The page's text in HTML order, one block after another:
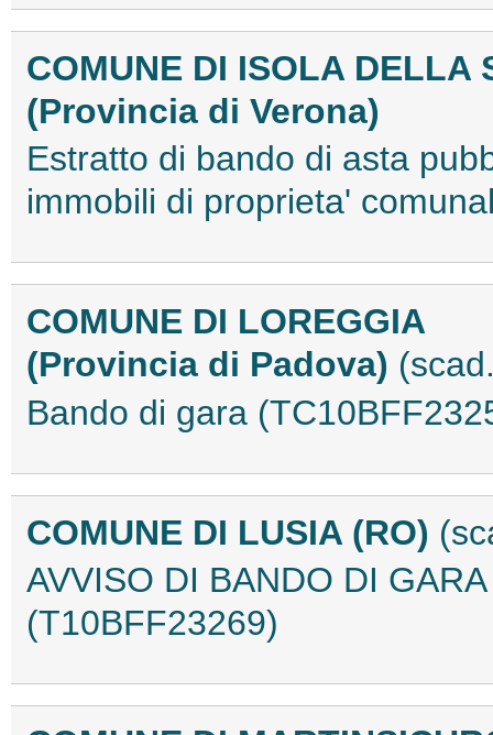
COMUNE DI ISOLA DELLA
(Provincia di Verona)
Estratto di bando di asta
immobili di proprieta'
COMUNE DI LOREGGIA
(Provincia di Padova)
Bando di gara
COMUNE DI LUSIA (RO)
AVVISO DI BANDO DI
(T10BFF23269)